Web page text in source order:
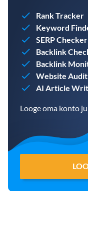
Rank Tracker
Keyword
SERP Checker
Backlink
Backlink
Website Audit
AI Article
Looge oma konto